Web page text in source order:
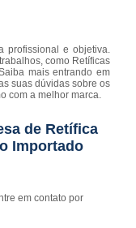
profissional e objetiva.
como Retíficas
mais entrando em
suas dúvidas sobre os
com a melhor marca.
de Retífica
Importado
em contato por